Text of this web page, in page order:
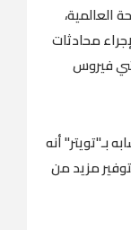
محادثات
فيروس
بـ"تويتر" أنه
مزيد من